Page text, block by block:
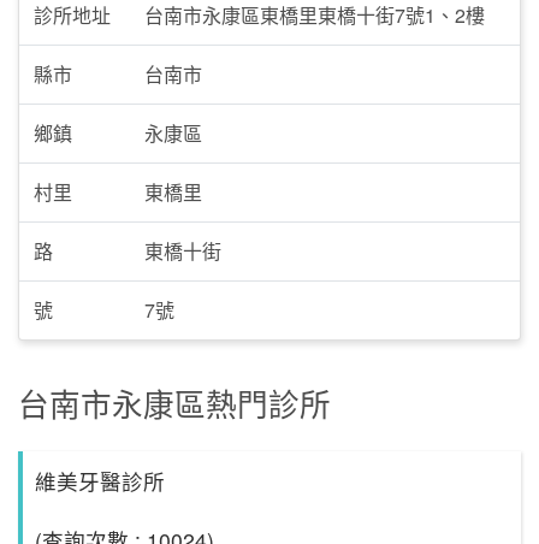
診所地址 台南市永康區東橋里東橋十街7號1、2樓
縣市 台南市
鄉鎮 永康區
村里 東橋里
路 東橋十街
號 7號
台南市永康區熱門診所
維美牙醫診所